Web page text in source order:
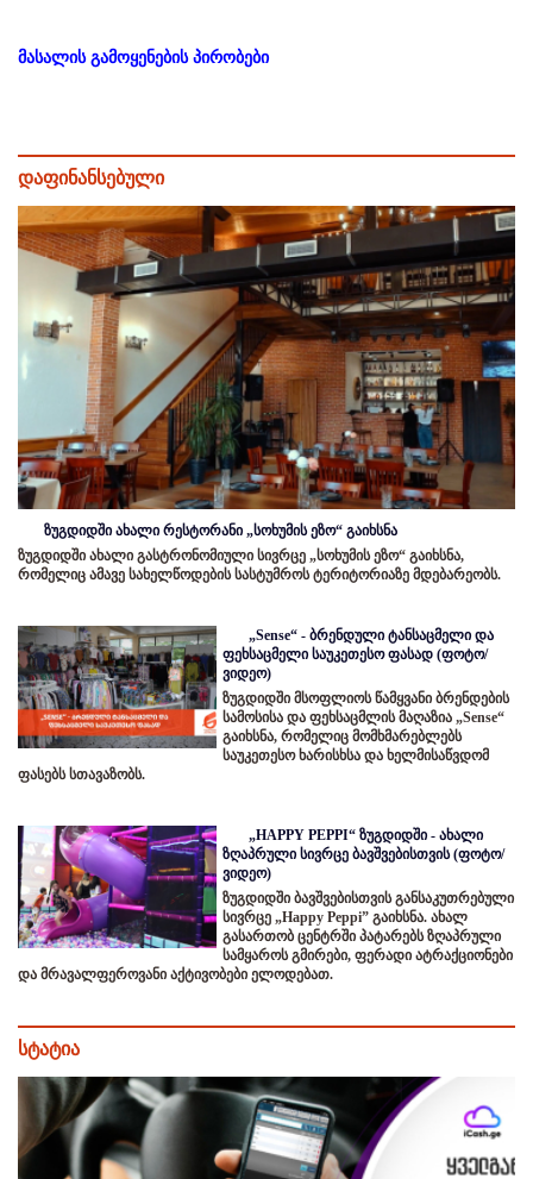
მასალის გამოყენების პირობები
დაფინანსებული
ზუგდიდში ახალი რესტორანი „სოხუმის ეზო“ გაიხსნა
ზუგდიდში ახალი გასტრონომიული სივრცე „სოხუმის ეზო“ გაიხსნა,
რომელიც ამავე სახელწოდების სასტუმროს ტერიტორიაზე მდებარეობს.
„Sense“ - ბრენდული ტანსაცმელი და
ფეხსაცმელი საუკეთესო ფასად (ფოტო/
ვიდეო)
ზუგდიდში მსოფლიოს წამყვანი ბრენდების
სამოსისა და ფეხსაცმლის მაღაზია „Sense“
გაიხსნა, რომელიც მომხმარებლებს
საუკეთესო ხარისხსა და ხელმისაწვდომ
ფასებს სთავაზობს.
„HAPPY PEPPI“ ზუგდიდში - ახალი
ზღაპრული სივრცე ბავშვებისთვის (ფოტო/
ვიდეო)
ზუგდიდში ბავშვებისთვის განსაკუთრებული
სივრცე „Happy Peppi” გაიხსნა. ახალ
გასართობ ცენტრში პატარებს ზღაპრული
სამყაროს გმირები, ფერადი ატრაქციონები
და მრავალფეროვანი აქტივობები ელოდებათ.
სტატია